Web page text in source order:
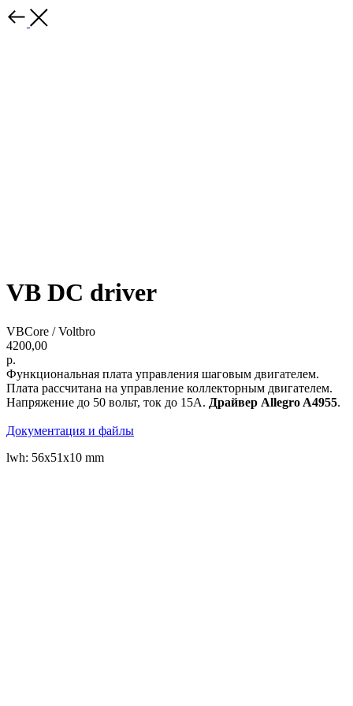
VB DС driver
VBCore / Voltbro
4200,00
р.
Функциональная плата управления шаговым двигателем.
Плата рассчитана на управление коллекторным двигателем.
Напряжение до 50 вольт, ток до 15А. Драйвер Allegro A4955.
Документация и файлы
lwh: 56x51x10 mm